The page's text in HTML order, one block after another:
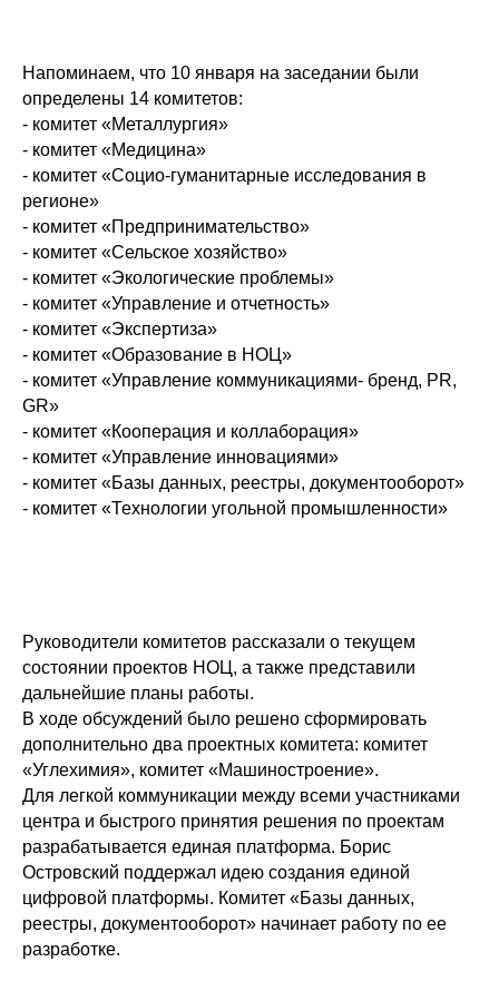
Напоминаем, что 10 января на заседании были
определены 14 комитетов:
- комитет «Металлургия»
- комитет «Медицина»
- комитет «Социо-гуманитарные исследования в
регионе»
- комитет «Предпринимательство»
- комитет «Сельское хозяйство»
- комитет «Экологические проблемы»
- комитет «Управление и отчетность»
- комитет «Экспертиза»
- комитет «Образование в НОЦ»
- комитет «Управление коммуникациями- бренд, PR,
GR»
- комитет «Кооперация и коллаборация»
- комитет «Управление инновациями»
- комитет «Базы данных, реестры, документооборот»
- комитет «Технологии угольной промышленности»
Руководители комитетов рассказали о текущем
состоянии проектов НОЦ, а также представили
дальнейшие планы работы.
В ходе обсуждений было решено сформировать
дополнительно два проектных комитета: комитет
«Углехимия», комитет «Машиностроение».
Для легкой коммуникации между всеми участниками
центра и быстрого принятия решения по проектам
разрабатывается единая платформа. Борис
Островский поддержал идею создания единой
цифровой платформы. Комитет «Базы данных,
реестры, документооборот» начинает работу по ее
разработке.